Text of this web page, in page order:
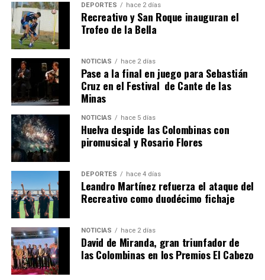
SEXTA CORRIDA DE LAS FIESTAS COLOMBINAS
2026
hace 5 días· Huelvatv
DEPORTES hace 2 días
Recreativo y San Roque inauguran el
Trofeo de la Bella
NOTICIAS hace 2 días
Pase a la final en juego para Sebastián
Cruz en el Festival de Cante de las
Minas
NOTICIAS hace 5 días
Huelva despide las Colombinas con
piromusical y Rosario Flores
DEPORTES hace 4 días
Leandro Martínez refuerza el ataque del
Recreativo como duodécimo fichaje
NOTICIAS hace 2 días
David de Miranda, gran triunfador de
las Colombinas en los Premios El Cabezo